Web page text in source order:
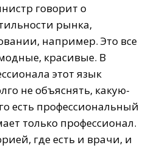
говорит о
рынка,
например. Это все
красивые. В
этот язык
не объяснять, какую-
есть профессиональный
только профессионал.
где есть и врачи, и